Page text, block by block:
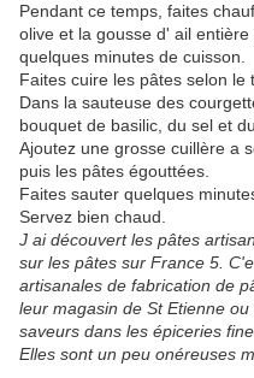
Pendant ce temps, faites
olive et la gousse d' ail
quelques minutes de cuisson.
Faites cuire les pâtes selon le
Dans la sauteuse des
bouquet de basilic, du sel et du
Ajoutez une grosse cuillère a
puis les pâtes égouttées.
Faites sauter quelques
Servez bien chaud.
J ai découvert les pâtes
sur les pâtes sur France 5.
artisanales de fabrication de
leur magasin de St Etienne
saveurs dans les épiceries
Elles sont un peu onéreuses